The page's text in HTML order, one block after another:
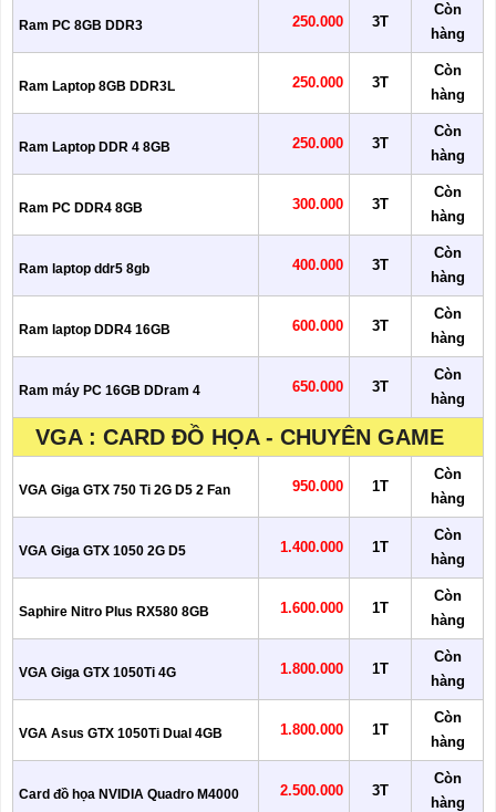
Ram PC 8GB DDR3 250.000 3T
Còn
hàng
Ram Laptop 8GB DDR3L 250.000 3T
Còn
hàng
Ram Laptop DDR 4 8GB 250.000 3T
Còn
hàng
Ram PC DDR4 8GB 300.000 3T
Còn
hàng
Ram laptop ddr5 8gb 400.000 3T
Còn
hàng
Ram laptop DDR4 16GB 600.000 3T
Còn
hàng
Ram máy PC 16GB DDram 4 650.000 3T
Còn
hàng
VGA : CARD ĐỒ HỌA - CHUYÊN GAME
VGA Giga GTX 750 Ti 2G D5 2 Fan 950.000 1T
Còn
hàng
VGA Giga GTX 1050 2G D5 1.400.000 1T
Còn
hàng
Saphire Nitro Plus RX580 8GB 1.600.000 1T
Còn
hàng
VGA Giga GTX 1050Ti 4G 1.800.000 1T
Còn
hàng
VGA Asus GTX 1050Ti Dual 4GB 1.800.000 1T
Còn
hàng
Card đồ họa NVIDIA Quadro M4000 2.500.000 3T
Còn
hàng